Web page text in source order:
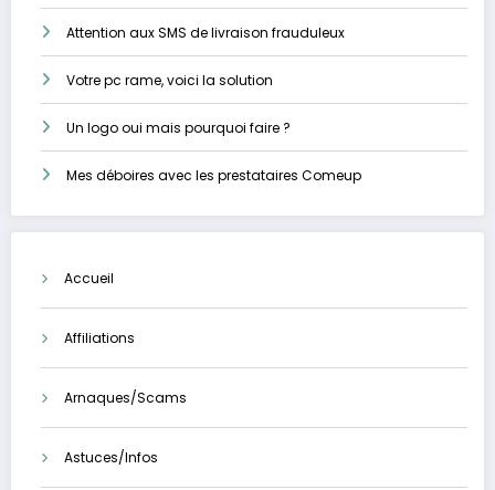
Attention aux SMS de livraison frauduleux
Votre pc rame, voici la solution
Un logo oui mais pourquoi faire ?
Mes déboires avec les prestataires Comeup
Accueil
Affiliations
Arnaques/Scams
Astuces/Infos